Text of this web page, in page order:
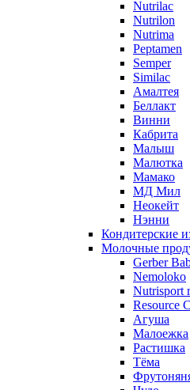
Nutrilac
Nutrilon
Nutrima
Peptamen
Semper
Similac
Амалтея
Беллакт
Винни
Кабрита
Малыш
Малютка
Мамако
МД Мил
Неокейт
Нэнни
Кондитерские
Молочные
Gerber
Nemoloko
Nutrisport
Resource
Агуша
Малоежка
Растишка
Тёма